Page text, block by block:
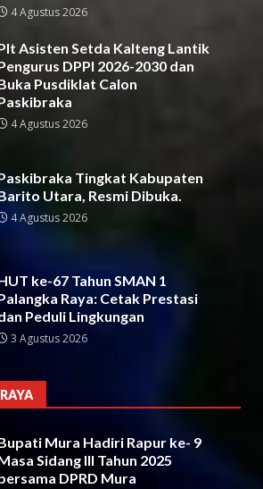
4 Agustus 2026
Asisten Setda Kalteng Lantik
DPPI 2026-2030 dan
Pusdiklat Calon
4 Agustus 2026
Tingkat Kabupaten
Utara, Resmi Dibuka.
4 Agustus 2026
ke-67 Tahun SMAN 1
Raya: Cetak Prestasi
Peduli Lingkungan
3 Agustus 2026
Mura Hadiri Rapur ke- 9
Sidang III Tahun 2025
DPRD Mura